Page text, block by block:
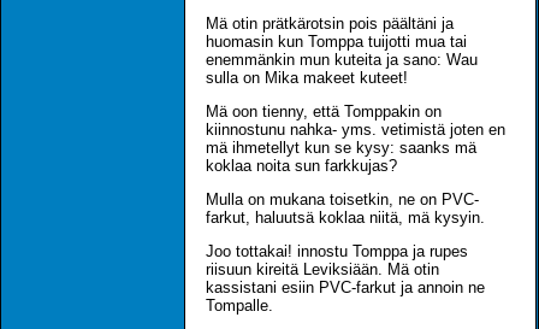
Mä otin prätkärotsin pois päältäni ja
huomasin kun Tomppa tuijotti mua tai
enemmänkin mun kuteita ja sano: Wau
sulla on Mika makeet kuteet!
Mä oon tienny, että Tomppakin on
kiinnostunu nahka- yms. vetimistä joten en
mä ihmetellyt kun se kysy: saanks mä
koklaa noita sun farkkujas?
Mulla on mukana toisetkin, ne on PVC-
farkut, haluutsä koklaa niitä, mä kysyin.
Joo tottakai! innostu Tomppa ja rupes
riisuun kireitä Leviksiään. Mä otin
kassistani esiin PVC-farkut ja annoin ne
Tompalle.